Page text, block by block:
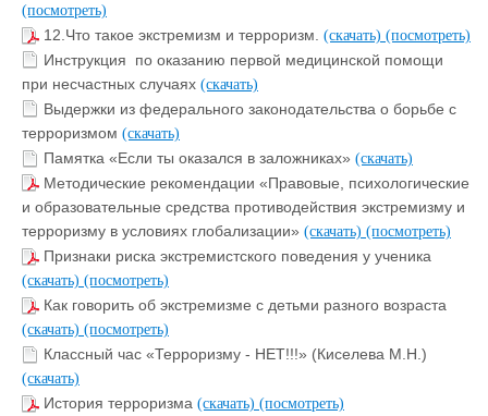
(посмотреть)
12.Что такое экстремизм и терроризм. (скачать) (посмотреть)
Инструкция по оказанию первой медицинской помощи
при несчастных случаях (скачать)
Выдержки из федерального законодательства о борьбе с
терроризмом (скачать)
Памятка «Если ты оказался в заложниках» (скачать)
Методические рекомендации «Правовые, психологические
и образовательные средства противодействия экстремизму и
терроризму в условиях глобализации» (скачать) (посмотреть)
Признаки риска экстремистского поведения у ученика
(скачать) (посмотреть)
Как говорить об экстремизме с детьми разного возраста
(скачать) (посмотреть)
Классный час «Терроризму - НЕТ!!!» (Киселева М.Н.)
(скачать)
История терроризма (скачать) (посмотреть)